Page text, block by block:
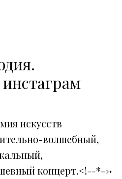
искусств
волшебный,
концерт.<!--*-->